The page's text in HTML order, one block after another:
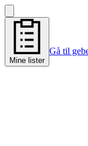
Mine lister
Gå til